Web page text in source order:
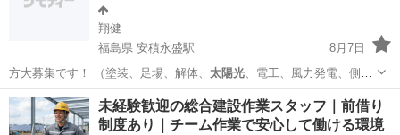
翔健
福島県 安積永盛駅
8月7日
方大募集です！ （塗装、足場、解体、 太陽光、電工、風力発電、側溝
設置工事、公共工…
福島 郡山市 安積永盛駅 その他 太陽光
未経験歓迎の総合建設作業スタッフ｜前借り
制度あり｜チーム作業で安心して働ける環境